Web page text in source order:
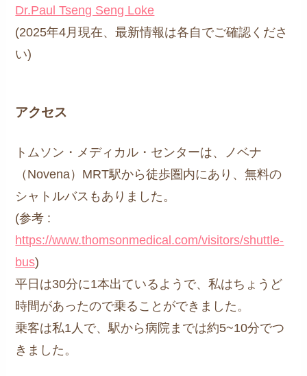
Dr.Paul Tseng Seng Loke
(2025年4月現在、最新情報は各自でご確認くださ
い)
アクセス
トムソン・メディカル・センターは、ノベナ
（Novena）MRT駅から徒歩圏内にあり、無料の
シャトルバスもありました。
(参考 :
https://www.thomsonmedical.com/visitors/shuttle-
bus)
平日は30分に1本出ているようで、私はちょうど
時間があったので乗ることができました。
乗客は私1人で、駅から病院までは約5~10分でつ
きました。